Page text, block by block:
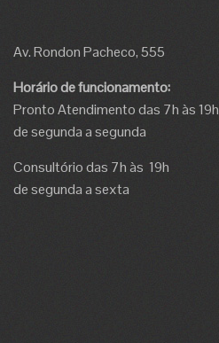
Av. Rondon Pacheco, 555
Horário de funcionamento:
Pronto Atendimento das 7h às 19h
de segunda a segunda
Consultório das 7h às 19h
de segunda a sexta